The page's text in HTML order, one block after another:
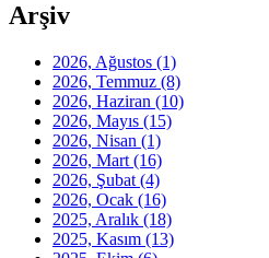
Arşiv
2026, Ağustos (1)
2026, Temmuz (8)
2026, Haziran (10)
2026, Mayıs (15)
2026, Nisan (1)
2026, Mart (16)
2026, Şubat (4)
2026, Ocak (16)
2025, Aralık (18)
2025, Kasım (13)